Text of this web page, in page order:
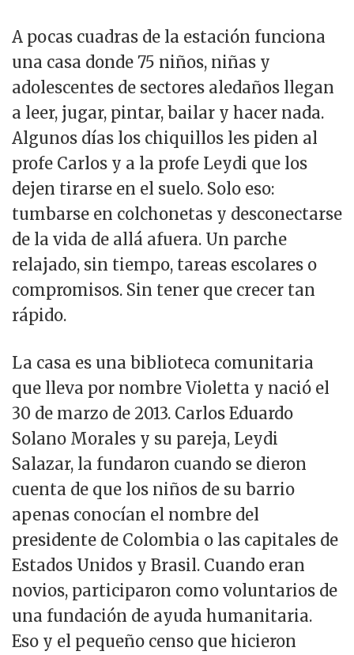
A pocas cuadras de la estación funciona
una casa donde 75 niños, niñas y
adolescentes de sectores aledaños llegan
a leer, jugar, pintar, bailar y hacer nada.
Algunos días los chiquillos les piden al
profe Carlos y a la profe Leydi que los
dejen tirarse en el suelo. Solo eso:
tumbarse en colchonetas y desconectarse
de la vida de allá afuera. Un parche
relajado, sin tiempo, tareas escolares o
compromisos. Sin tener que crecer tan
rápido.
La casa es una biblioteca comunitaria
que lleva por nombre Violetta y nació el
30 de marzo de 2013. Carlos Eduardo
Solano Morales y su pareja, Leydi
Salazar, la fundaron cuando se dieron
cuenta de que los niños de su barrio
apenas conocían el nombre del
presidente de Colombia o las capitales de
Estados Unidos y Brasil. Cuando eran
novios, participaron como voluntarios de
una fundación de ayuda humanitaria.
Eso y el pequeño censo que hicieron